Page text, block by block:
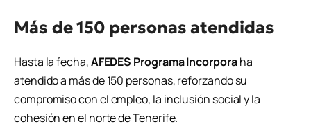
Más de 150 personas atendidas
Hasta la fecha,AFEDES Programa Incorporaha
atendido a más de 150 personas, reforzando su
compromiso con el empleo, la inclusión social y la
cohesión en el norte de Tenerife.